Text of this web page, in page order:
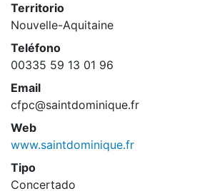
Territorio
Nouvelle-Aquitaine
Teléfono
00335 59 13 01 96
Email
cfpc@saintdominique.fr
Web
www.saintdominique.fr
Tipo
Concertado